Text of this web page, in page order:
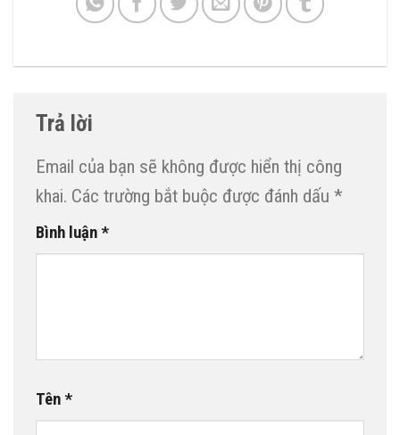
Trả lời
Email của bạn sẽ không được hiển thị công
khai. Các trường bắt buộc được đánh dấu *
Bình luận*
Tên*